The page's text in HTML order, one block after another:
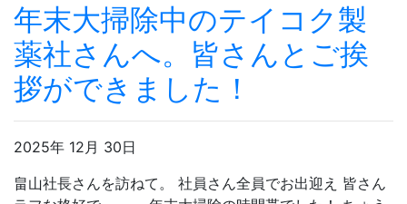
年末大掃除中のテイコク製
薬社さんへ。皆さんとご挨
拶ができました！
2025年 12月 30日
畠山社長さんを訪ねて。 社員さん全員でお出迎え 皆さん